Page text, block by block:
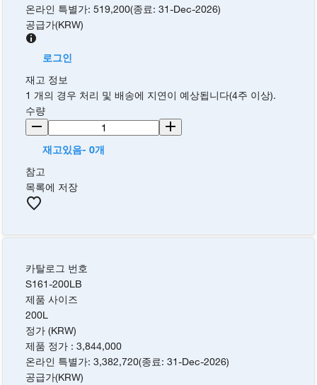
온라인 특별가:519,200(종료:31-Dec-2026)
공급가(KRW)
로그인
재고 정보
1 개의 경우 처리 및 배송에 지연이 예상됩니다(4주 이상).
수량
재고있음- 0개
참고
목록에 저장
카탈로그 번호
S161-200LB
제품 사이즈
200L
정가 (KRW)
제품 정가 :3,844,000
온라인 특별가:3,382,720(종료:31-Dec-2026)
공급가(KRW)